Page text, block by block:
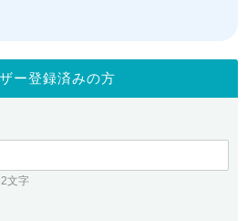
ログイン
ドメインをご利用希望の方
ユーザー登録
ー登録済みの方
文字